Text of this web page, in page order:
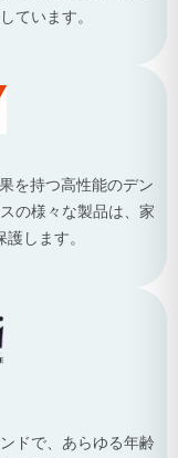
ています。
を持つ高性能のデン
の様々な製品は、家
します。
ドで、あらゆる年齢